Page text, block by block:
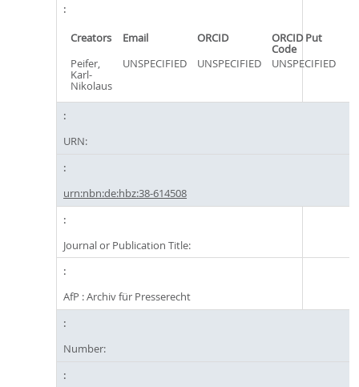
Creators Email ORCID ORCID Put
Code
Peifer,
Karl-
Nikolaus
UNSPECIFIED UNSPECIFIED UNSPECIFIED
URN:
urn:nbn:de:hbz:38-614508
Journal or Publication Title:
AfP : Archiv für Presserecht
Number: